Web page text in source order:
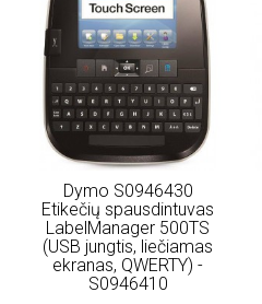
Dymo S0946430
Etikečių spausdintuvas
LabelManager 500TS
(USB jungtis, liečiamas
ekranas, QWERTY) -
S0946410